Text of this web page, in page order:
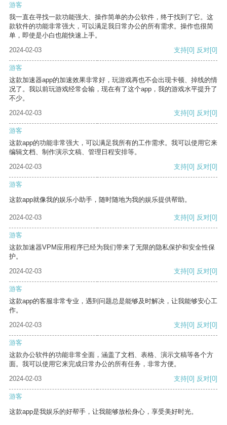
游客
我一直在寻找一款功能强大、操作简单的办公软件，终于找到了它。这
款软件的功能非常强大，可以满足我日常办公的所有需求。操作也很简
单，即使是小白也能快速上手。
2024-02-03
支持[0] 反对[0]
游客
这款加速器app的加速效果非常好，玩游戏再也不会出现卡顿、掉线的情
况了。我以前玩游戏经常会输，现在有了这个app，我的游戏水平提升了
不少。
2024-02-03
支持[0] 反对[0]
游客
这款app的功能非常强大，可以满足我所有的工作需求。我可以使用它来
编辑文档、制作演示文稿、管理日程安排等。
2024-02-03
支持[0] 反对[0]
游客
这款app就像我的娱乐小助手，随时随地为我的娱乐提供帮助。
2024-02-03 支持[0] 反对[0]
游客
这款加速器VPM应用程序已经为我们带来了无限的隐私保护和安全性保
护。
2024-02-03
支持[0] 反对[0]
游客
这款app的客服非常专业，遇到问题总是能够及时解决，让我能够安心工
作。
2024-02-03
支持[0] 反对[0]
游客
这款办公软件的功能非常全面，涵盖了文档、表格、演示文稿等各个方
面。我可以使用它来完成日常办公的所有任务，非常方便。
2024-02-03
支持[0] 反对[0]
游客
这款app是我娱乐的好帮手，让我能够放松身心，享受美好时光。